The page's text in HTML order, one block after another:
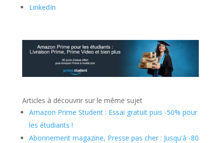
LinkedIn
Articles à découvrir sur le même sujet
Amazon Prime Student : Essai gratuit puis -50% pour
les étudiants !
Abonnement magazine, Presse pas cher : Jusqu'à -80